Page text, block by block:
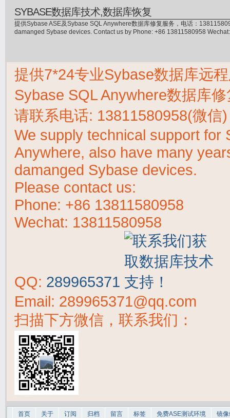
SYBASE数据库技术,数据库恢复
提供Sybase ASE及Sybase SQL Anywhere数据库修复服务，电话：
damanged Sybase devices. Contact us by Phone: +86 13811580958
提供7*24专业Sybase数据库远
Sybase SQL Anywhere数据库
请联系电话: 13811580958(微信
We supply technical support for
Anywhere, also have many
damanged Sybase devices.
Please contact us:
Phone: +86 13811580958
Wechat: 13811580958
QQ: 289965371
Email: 289965371@qq.com
扫描下方微信，联系我们：
首页 关于 订阅 归档 留言 标签 免费ASE测试环境 镜